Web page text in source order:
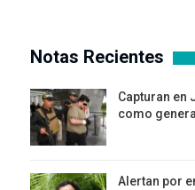
Notas Recientes
Capturan en
como
Alertan por